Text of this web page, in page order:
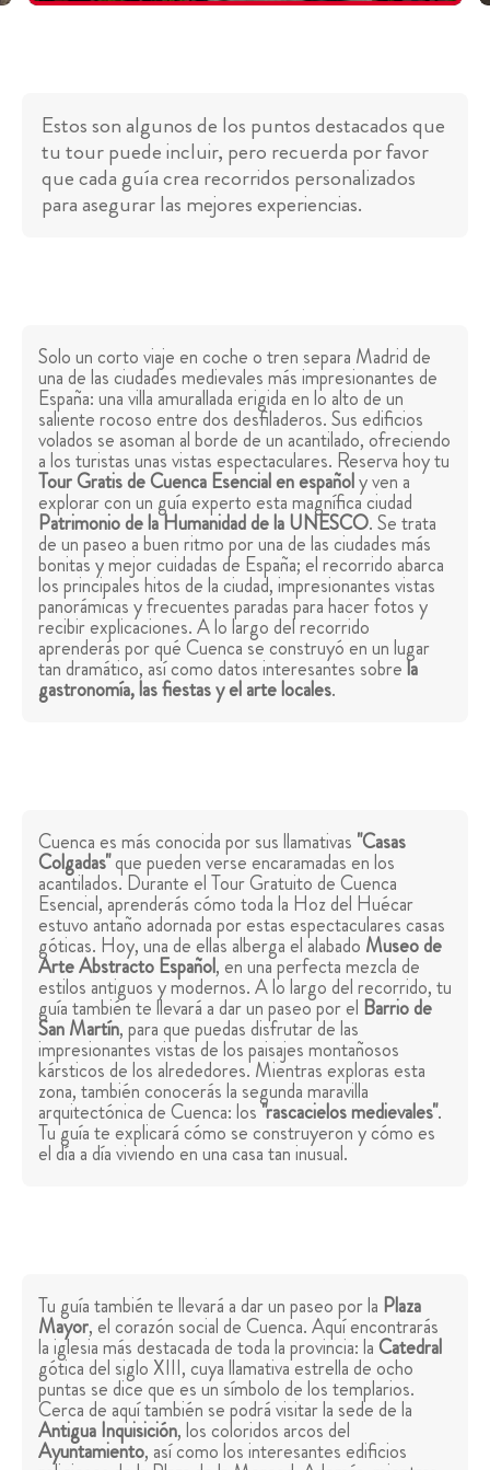
Estos son algunos de los puntos destacados que
tu tour puede incluir, pero recuerda por favor
que cada guía crea recorridos personalizados
para asegurar las mejores experiencias.
Solo un corto viaje en coche o tren separa Madrid de
una de las ciudades medievales más impresionantes de
España: una villa amurallada erigida en lo alto de un
saliente rocoso entre dos desfiladeros. Sus edificios
volados se asoman al borde de un acantilado, ofreciendo
a los turistas unas vistas espectaculares. Reserva hoy tu
Tour Gratis de Cuenca Esencial en españoly ven a
explorar con un guía experto esta magnífica ciudad
Patrimonio de la Humanidad de la UNESCO. Se trata
de un paseo a buen ritmo por una de las ciudades más
bonitas y mejor cuidadas de España; el recorrido abarca
los principales hitos de la ciudad, impresionantes vistas
panorámicas y frecuentes paradas para hacer fotos y
recibir explicaciones. A lo largo del recorrido
aprenderás por qué Cuenca se construyó en un lugar
tan dramático, así como datos interesantes sobrela
gastronomía, las fiestas y el arte locales.
Cuenca es más conocida por sus llamativas "Casas
Colgadas"que pueden verse encaramadas en los
acantilados. Durante el Tour Gratuito de Cuenca
Esencial, aprenderás cómo toda la Hoz del Huécar
estuvo antaño adornada por estas espectaculares casas
góticas. Hoy, una de ellas alberga el alabado Museo de
Arte Abstracto Español, en una perfecta mezcla de
estilos antiguos y modernos. A lo largo del recorrido, tu
guía también te llevará a dar un paseo por el Barrio de
San Martín, para que puedas disfrutar de las
impresionantes vistas de los paisajes montañosos
kársticos de los alrededores. Mientras exploras esta
zona, también conocerás la segunda maravilla
arquitectónica de Cuenca: los"rascacielos medievales".
Tu guía te explicará cómo se construyeron y cómo es
el día a día viviendo en una casa tan inusual.
Tu guía también te llevará a dar un paseo por la Plaza
Mayor, el corazón social de Cuenca. Aquí encontrarás
la iglesia más destacada de toda la provincia: laCatedral
gótica del siglo XIII, cuya llamativa estrella de ocho
puntas se dice que es un símbolo de los templarios.
Cerca de aquí también se podrá visitar la sede de la
Antigua Inquisición, los coloridos arcos del
Ayuntamiento, así como los interesantes edificios